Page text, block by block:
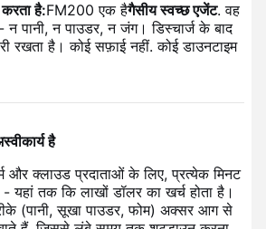
है:FM200 एक हैगैसीय स्वच्छ एजेंट. वह
न पानी, न पाउडर, न जंग। डिस्चार्ज के बाद
रखता है। कोई सफ़ाई नहीं. कोई डाउनटाइम
है
और क्लाउड प्रदाताओं के लिए, प्रत्येक मिनट
यहां तक ​​कि लाखों डॉलर का खर्च होता है।
(पानी, सूखा पाउडर, फोम) अक्सर आग से